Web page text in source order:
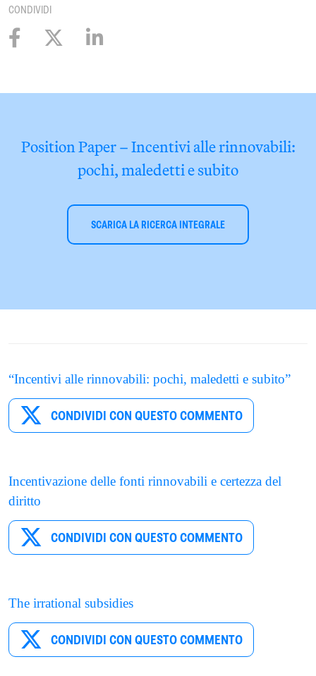
CONDIVIDI
Position Paper – Incentivi alle rinnovabili:
pochi, maledetti e subito
SCARICA LA RICERCA INTEGRALE
“Incentivi alle rinnovabili: pochi, maledetti e subito”
CONDIVIDI CON QUESTO COMMENTO
Incentivazione delle fonti rinnovabili e certezza del
diritto
CONDIVIDI CON QUESTO COMMENTO
The irrational subsidies
CONDIVIDI CON QUESTO COMMENTO